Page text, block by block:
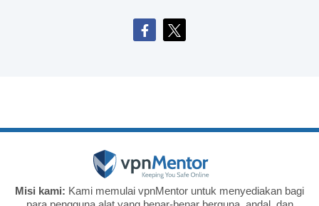
Misi kami: Kami memulai vpnMentor untuk menyediakan bagi